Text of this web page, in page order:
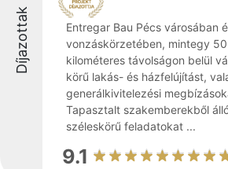
Díjazottak
Entregar Bau Pécs városában
vonzáskörzetében, mintegy
kilométeres távolságon belül
körű lakás- és házfelújítást,
generálkivitelezési
Tapasztalt szakemberekből
széleskörű feladatokat ...
9.1